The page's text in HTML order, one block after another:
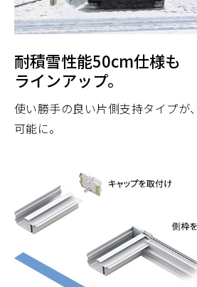
耐積雪性能50cm仕様も
ラインアップ。
使い勝手の良い片側支持タイプが
可能に。